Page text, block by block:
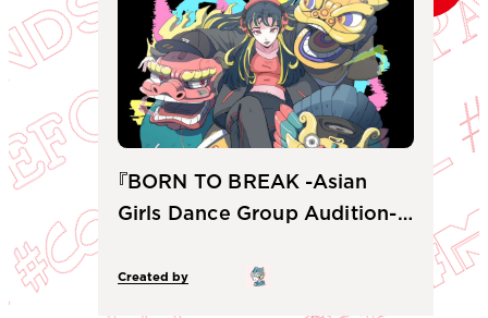
『BORN TO BREAK -Asian
Girls Dance Group Audition-』
Created by